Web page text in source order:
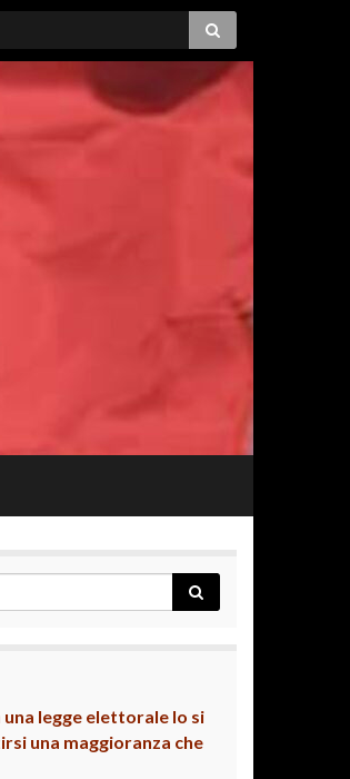
legge elettorale lo si
una maggioranza che